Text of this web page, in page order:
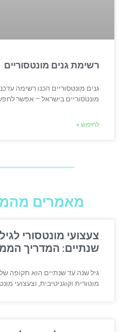
רשימת גנים מונטסוריים
גנים מונטסוריים הכנו רשימה
מונטסוריים בישראל – אפשר לחפש
לחיפוש »
מאמרים
צעצועי מונטסורי
שנתיים: המדריך
גיל שנה עד שנתיים הוא תקופה
מוטורית וקוגניטיבית, וצעצועי